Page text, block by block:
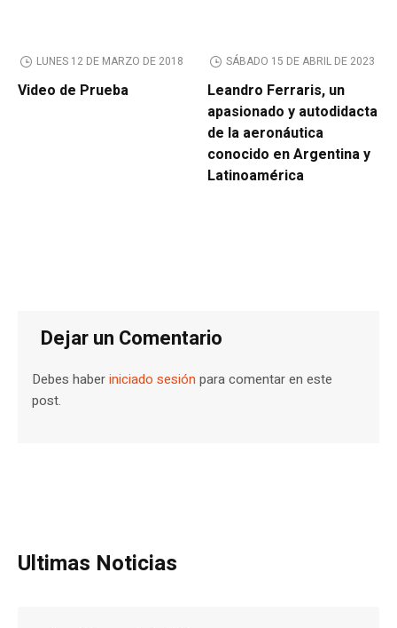
LUNES 12 DE MARZO DE 2018
Video de Prueba
SÁBADO 15 DE ABRIL DE 2023
Leandro Ferraris, un
apasionado y autodidacta
de la aeronáutica
conocido en Argentina y
Latinoamérica
Dejar un Comentario
Debes haberiniciado sesión para comentar en este
post.
Ultimas Noticias